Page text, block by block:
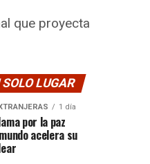
que proyecta
LUGAR
1 día
por la paz
acelera su